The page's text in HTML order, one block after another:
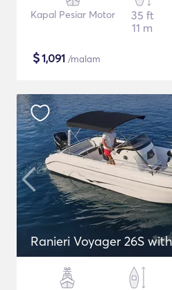
Kapal Pesiar Motor
35 ft
11 m
$1,091 /malam
Ranieri Voyager 26S